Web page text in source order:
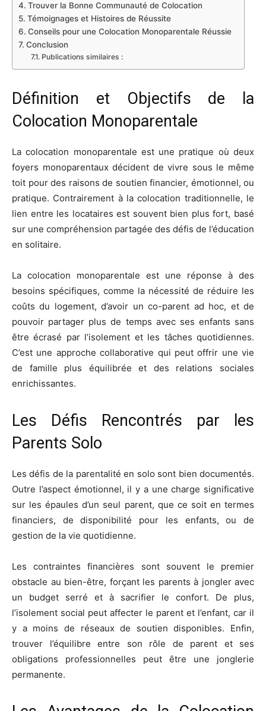
Trouver la Bonne Communauté de Colocation
Témoignages et Histoires de Réussite
Conseils pour une Colocation Monoparentale Réussie
Conclusion
Publications similaires :
Définition et Objectifs de la
Colocation Monoparentale
La colocation monoparentale est une pratique où deux
foyers monoparentaux décident de vivre sous le même
toit pour des raisons de soutien financier, émotionnel, ou
pratique. Contrairement à la colocation traditionnelle, le
lien entre les locataires est souvent bien plus fort, basé
sur une compréhension partagée des défis de l’éducation
en solitaire.
La colocation monoparentale est une réponse à des
besoins spécifiques, comme la nécessité de réduire les
coûts du logement, d’avoir un co-parent ad hoc, et de
pouvoir partager plus de temps avec ses enfants sans
être écrasé par l’isolement et les tâches quotidiennes.
C’est une approche collaborative qui peut offrir une vie
de famille plus équilibrée et des relations sociales
enrichissantes.
Les Défis Rencontrés par les
Parents Solo
Les défis de la parentalité en solo sont bien documentés.
Outre l’aspect émotionnel, il y a une charge significative
sur les épaules d’un seul parent, que ce soit en termes
financiers, de disponibilité pour les enfants, ou de
gestion de la vie quotidienne.
Les contraintes financières sont souvent le premier
obstacle au bien-être, forçant les parents à jongler avec
un budget serré et à sacrifier le confort. De plus,
l’isolement social peut affecter le parent et l’enfant, car il
y a moins de réseaux de soutien disponibles. Enfin,
trouver l’équilibre entre son rôle de parent et ses
obligations professionnelles peut être une jonglerie
permanente.